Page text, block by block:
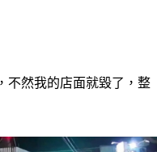
不然我的店面就毀了，整